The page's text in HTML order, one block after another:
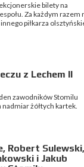
bilety na
Za każdym razem
piłkarza
z Lechem II
zawodników Stomilu
żółtych kartek.
Robert Sulewski,
i Jakub